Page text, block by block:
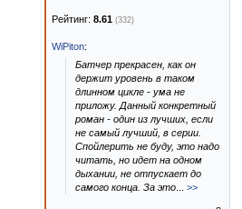
Рейтинг: 8.61 (332)
WiPiton:
Батчер прекрасен, как он
держит уровень в таком
длинном цикле - ума не
приложу. Данный конкретный
роман - один из лучших, если
не самый лучший, в серии.
Спойлерить не буду, это надо
читать, но идет на одном
дыхании, не отпускает до
самого конца. За это
>>